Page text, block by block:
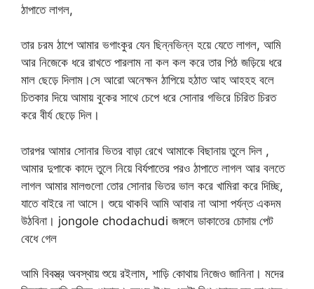
ঠাপাতে লাগল,
তার চরম ঠাপে আমার ভগাংকুর যেন ছিন্নভিন্ন হয়ে যেতে লাগল, আমি
আর নিজেকে ধরে রাখতে পারলাম না কল কল করে তার পিঠ জড়িয়ে ধরে
মাল ছেড়ে দিলাম।সে আরো অনেক্ষন ঠাপিয়ে হঠাত আহ আহহহ বলে
চিতকার দিয়ে আমায় বুকের সাথে চেপে ধরে সোনার গভিরে চিরিত চিরত
করে বীর্য ছেড়ে দিল।
তারপর আমার সোনার ভিতর বাড়া রেখে আমাকে বিছানায় তুলে দিল ,
আমার দুপাকে কাদে তুলে নিয়ে বির্যপাতের পরও ঠাপাতে লাগল আর বলতে
লাগল আমার মালগুলো তোর সোনার ভিতর ভাল করে খামিরা করে দিচ্ছি,
যাতে বাইরে না আসে। শুয়ে থাকবি আমি আবার না আসা পর্যন্ত একদম
উঠবিনা। jongole chodachudi জঙ্গলে ডাকাতের চোদায় পেট
বেধে গেল
আমি বিবস্ত্র অবস্থায় শুয়ে রইলাম, শাড়ি কোথায় নিজেও জানিনা। মদের